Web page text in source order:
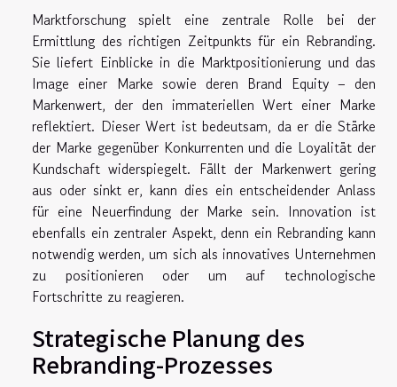
Marktforschung spielt eine zentrale Rolle bei der
Ermittlung des richtigen Zeitpunkts für ein Rebranding.
Sie liefert Einblicke in die Marktpositionierung und das
Image einer Marke sowie deren Brand Equity – den
Markenwert, der den immateriellen Wert einer Marke
reflektiert. Dieser Wert ist bedeutsam, da er die Stärke
der Marke gegenüber Konkurrenten und die Loyalität der
Kundschaft widerspiegelt. Fällt der Markenwert gering
aus oder sinkt er, kann dies ein entscheidender Anlass
für eine Neuerfindung der Marke sein. Innovation ist
ebenfalls ein zentraler Aspekt, denn ein Rebranding kann
notwendig werden, um sich als innovatives Unternehmen
zu positionieren oder um auf technologische
Fortschritte zu reagieren.
Strategische Planung des
Rebranding-Prozesses